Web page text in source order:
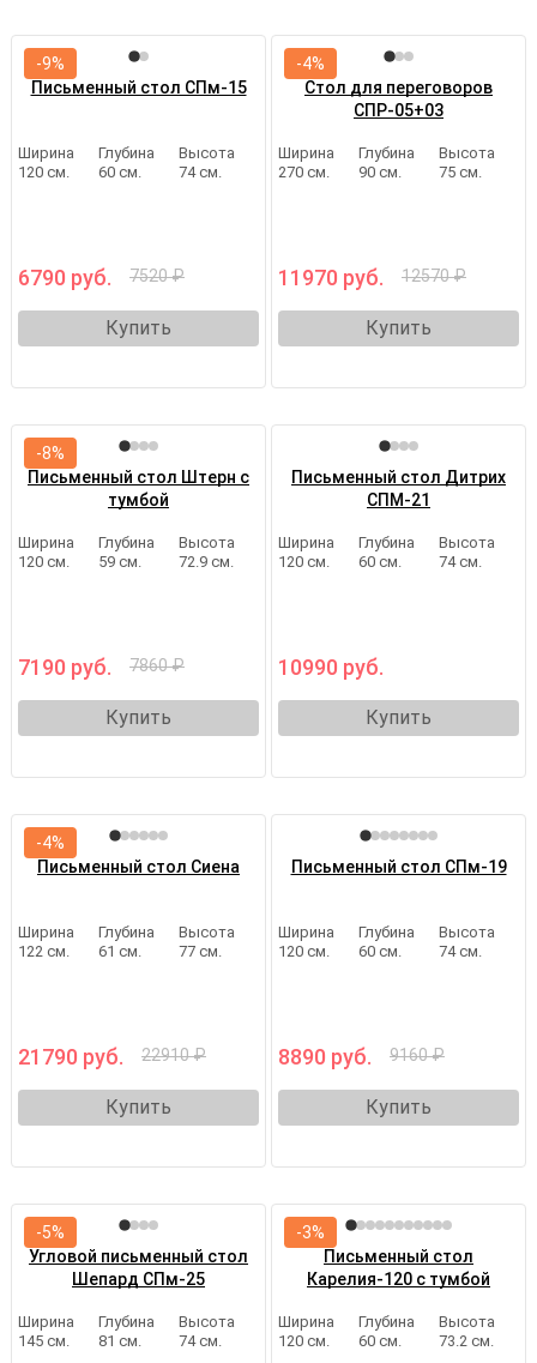
Письменный стол СПм-15
Ширина
120 см.
Глубина
60 см.
Высота
74 см.
6790 руб. 7520 ₽
Купить
-9%
Стол для переговоров
СПР-05+03
Ширина
270 см.
Глубина
90 см.
Высота
75 см.
11970 руб. 12570 ₽
Купить
-4%
Письменный стол Штерн с
тумбой
Ширина
120 см.
Глубина
59 см.
Высота
72.9 см.
7190 руб. 7860 ₽
Купить
-8%
Письменный стол Дитрих
СПМ-21
Ширина
120 см.
Глубина
60 см.
Высота
74 см.
10990 руб.
Купить
Письменный стол Сиена
Ширина
122 см.
Глубина
61 см.
Высота
77 см.
21790 руб. 22910 ₽
Купить
-4%
Письменный стол СПм-19
Ширина
120 см.
Глубина
60 см.
Высота
74 см.
8890 руб. 9160 ₽
Купить
Угловой письменный стол
Шепард СПм-25
Ширина
145 см.
Глубина
81 см.
Высота
74 см.
-5%
Письменный стол
Карелия-120 с тумбой
Ширина
120 см.
Глубина
60 см.
Высота
73.2 см.
-3%